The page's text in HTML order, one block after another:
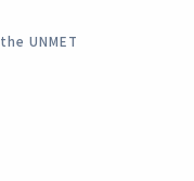
the UNMET